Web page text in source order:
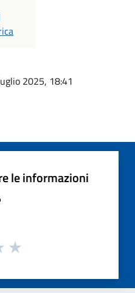
2025, 18:41
le informazioni